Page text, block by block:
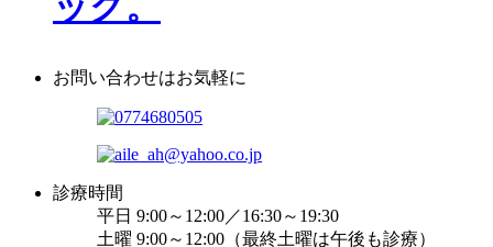
お問い合わせはお気軽に
診療時間
平日 9:00～12:00／16:30～19:30
土曜 9:00～12:00（最終土曜は午後も診療）